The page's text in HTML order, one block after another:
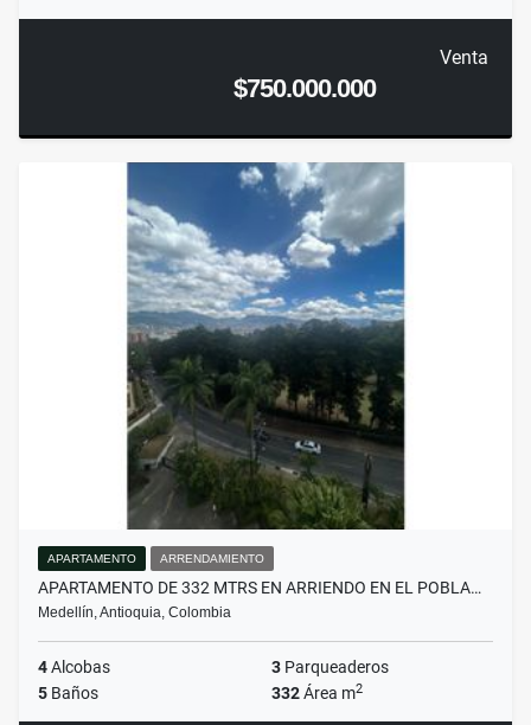
Venta
$750.000.000
APARTAMENTO ARRENDAMIENTO
APARTAMENTO DE 332 MTRS EN ARRIENDO EN EL POBLA…
Medellín, Antioquia, Colombia
4Alcobas 3 Parqueaderos
5 Baños 332Área m2